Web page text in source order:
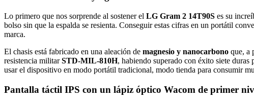
Lo primero que nos sorprende al sostener el LG Gram 2 14T90S es su
bolso sin que la espalda se resienta. Conseguir estas cifras en un portátil
marca.
El chasis está fabricado en una aleación de magnesio y nanocarbono que, a
resistencia militarSTD-MIL-810H, habiendo superado con éxito siete
usar el dispositivo en modo portátil tradicional, modo tienda para consumir
Pantalla táctil IPS con un lápiz óptico Wacom de primer